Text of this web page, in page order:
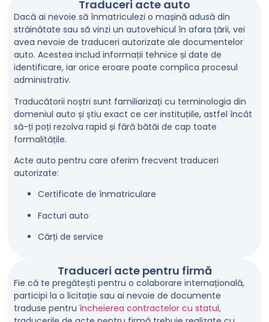
Traduceri acte auto
Dacă ai nevoie să înmatriculezi o mașină adusă din
străinătate sau să vinzi un autovehicul în afara țării, vei
avea nevoie de traduceri autorizate ale documentelor
auto. Acestea includ informații tehnice și date de
identificare, iar orice eroare poate complica procesul
administrativ.
Traducătorii noștri sunt familiarizați cu terminologia din
domeniul auto și știu exact ce cer instituțiile, astfel încât
să-ți poți rezolva rapid și fără bătăi de cap toate
formalitățile.
Acte auto pentru care oferim frecvent traduceri
autorizate:
Certificate de înmatriculare
Facturi auto
Cărți de service
Traduceri acte pentru firmă
Fie că te pregătești pentru o colaborare internațională,
participi la o licitație sau ai nevoie de documente
traduse pentruîncheierea contractelor cu statul,